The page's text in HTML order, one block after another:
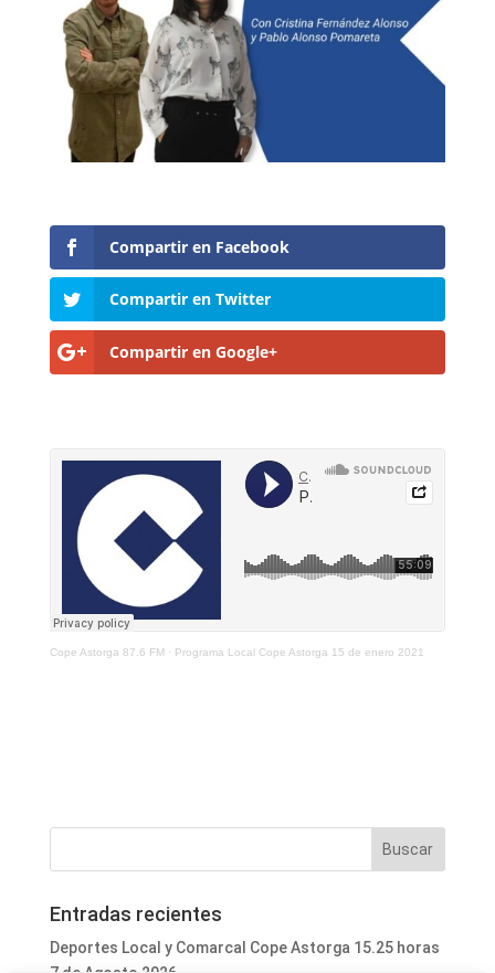
Compartir en Facebook
Compartir en Twitter
Compartir en Google+
Cope Astorga 87.6 FM· Programa Local Cope Astorga 15 de enero 2021
Entradas recientes
Deportes Local y Comarcal Cope Astorga 15.25 horas